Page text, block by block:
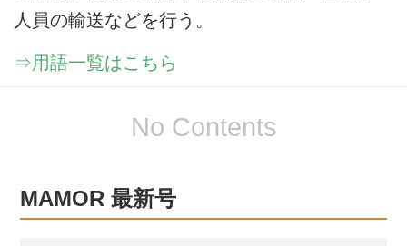
人員の輸送などを行う。
⇒用語一覧はこちら
No Contents
MAMOR 最新号